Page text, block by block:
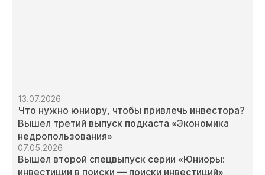
13.07.2026
Что нужно юниору, чтобы привлечь инвестора?
Вышел третий выпуск подкаста «Экономика
недропользования»
07.05.2026
Вышел второй спецвыпуск серии «Юниоры:
инвестиции в поиски — поиски инвестиций»